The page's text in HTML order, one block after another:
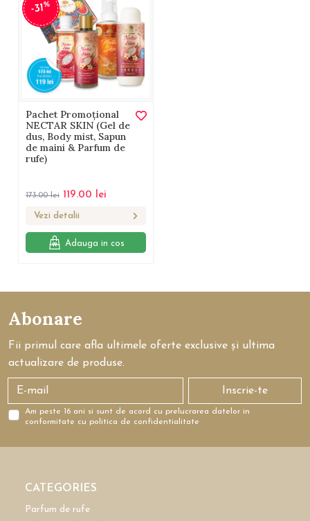
-31%
Pachet Promoțional
NECTAR SKIN (Gel de
dus, Body mist, Sapun
de maini & Parfum de
rufe)
173.00 lei 119.00 lei
Vezi detalii
Adauga in cos
Abonare
Fii primul care afla ultimele oferte exclusive și ultima
actualizare de produse.
Inscrie-te
Am peste 16 ani si sunt de acord cu prelucrarea datelor in
conformitate cu politica de confidentialitate
CATEGORIES
Parfum de rufe